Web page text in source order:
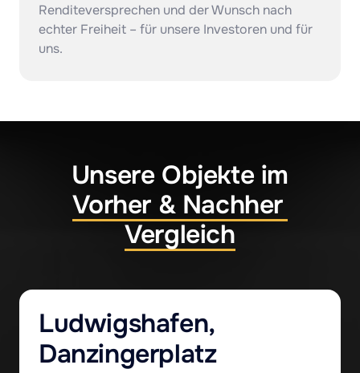
Renditeversprechen und der Wunsch nach
echter Freiheit – für unsere Investoren und für
uns.
Vorher &
Vergleich
Ludwigshafen,
Danzingerplatz